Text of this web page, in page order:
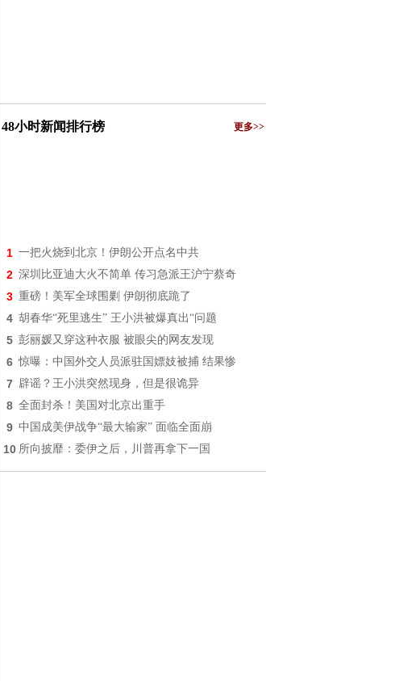
48小时新闻排行榜 更多>>
1 一把火烧到北京！伊朗公开点名中共
2 深圳比亚迪大火不简单 传习急派王沪宁蔡奇
3 重磅！美军全球围剿 伊朗彻底跪了
4 胡春华“死里逃生” 王小洪被爆真出“问题
5 彭丽媛又穿这种衣服 被眼尖的网友发现
6 惊曝：中国外交人员派驻国嫖妓被捕 结果惨
7 辟谣？王小洪突然现身，但是很诡异
8 全面封杀！美国对北京出重手
9 中国成美伊战争“最大输家” 面临全面崩
10 所向披靡：委伊之后，川普再拿下一国